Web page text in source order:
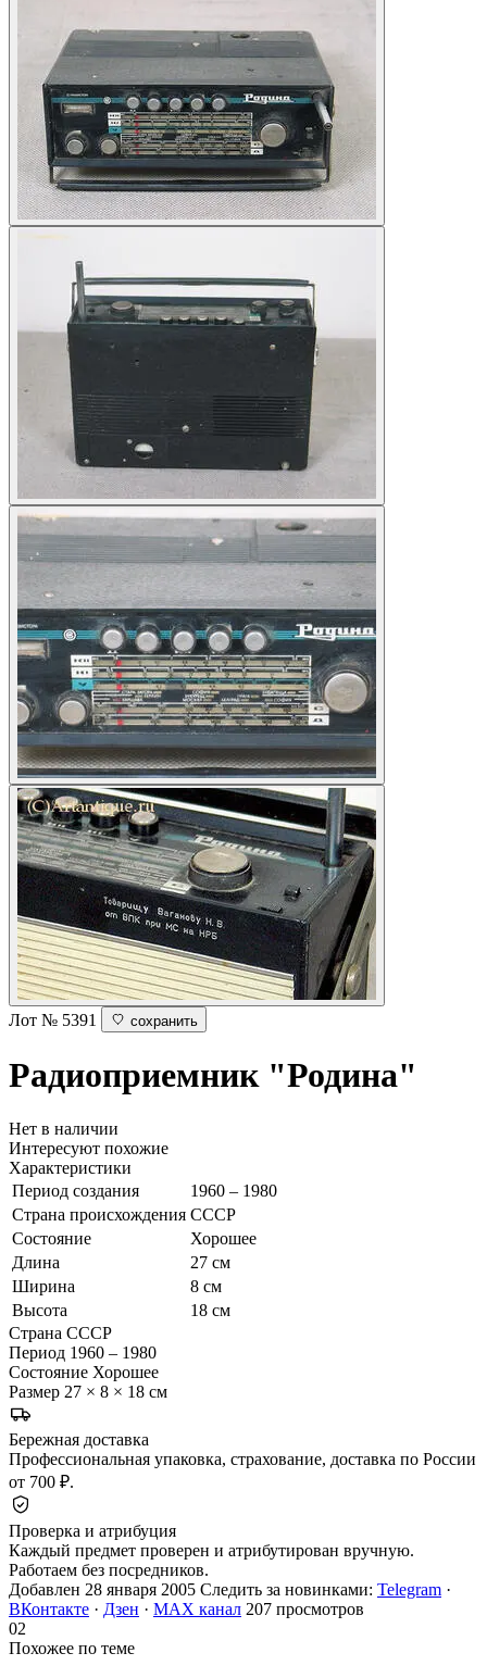
Лот № 5391 сохранить
Радиоприемник "Родина"
Нет в наличии
Интересуют похожие
Характеристики
Период создания
1960 – 1980
Страна происхождения СССР
Состояние
Хорошее
Длина
27 см
Ширина
8 см
Высота
18 см
Страна СССР
Период 1960 – 1980
Состояние Хорошее
Размер 27 × 8 × 18 см
Бережная доставка
Профессиональная упаковка, страхование, доставка по России
от 700 ₽.
Проверка и атрибуция
Каждый предмет проверен и атрибутирован вручную.
Работаем без посредников.
Добавлен 28 января 2005 Следить за новинками: Telegram ·
ВКонтакте · Дзен · MAX канал 207 просмотров
02
Похожее по теме